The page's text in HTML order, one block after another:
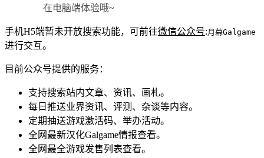
在电脑端体验哦~
手机H5端暂未开放搜索功能，可前往微信公众号:月幕Galgame
进行交互。
目前公众号提供的服务：
支持搜索站内文章、资讯、画札。
每日推送业界资讯、评测、杂谈等内容。
定期抽送游戏激活码、举办活动。
全网最新汉化Galgame情报查看。
全网最全游戏发售列表查看。